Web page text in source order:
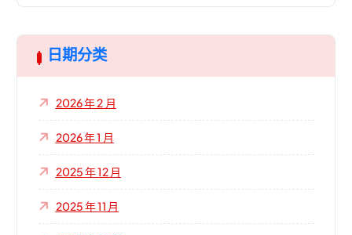
日期分类
2026 年 2 月
2026 年 1 月
2025 年 12 月
2025 年 11 月